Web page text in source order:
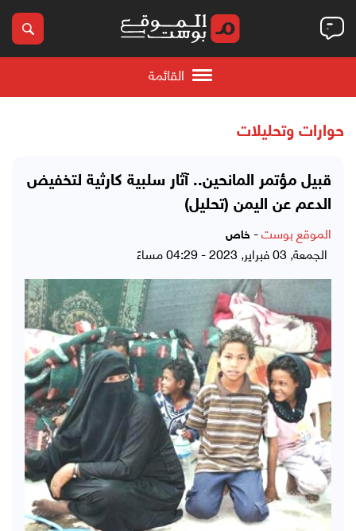
القائمة
حوارات وتحليلات
قبيل مؤتمر المانحين.. آثار سلبية كارثية لتخفيض
الدعم عن اليمن (تحليل)
الموقع بوست- خاص
الجمعة, 03 فبراير, 2023 - 04:29 مساءً